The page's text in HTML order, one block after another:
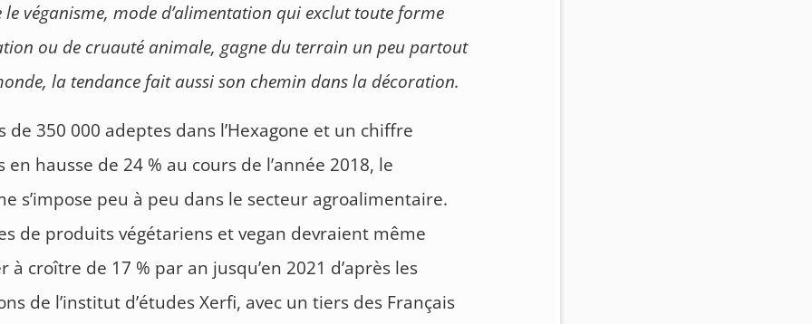
le véganisme, mode d’alimentation qui exclut toute forme
ou de cruauté animale, gagne du terrain un peu partout
la tendance fait aussi son chemin dans la décoration.
de 350 000 adeptes dans l’Hexagone et un chiffre
en hausse de 24 % au cours de l’année 2018, le
s’impose peu à peu dans le secteur agroalimentaire.
de produits végétariens et vegan devraient même
à croître de 17 % par an jusqu’en 2021 d’après les
de l’institut d’études Xerfi, avec un tiers des Français